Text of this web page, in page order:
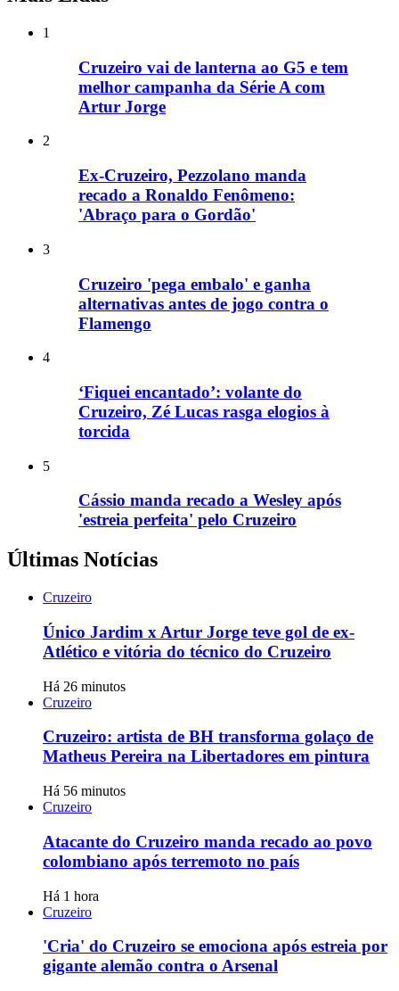
1
Cruzeiro vai de lanterna ao G5 e tem
melhor campanha da Série A com
Artur Jorge
2
Ex-Cruzeiro, Pezzolano manda
recado a Ronaldo Fenômeno:
'Abraço para o Gordão'
3
Cruzeiro 'pega embalo' e ganha
alternativas antes de jogo contra o
Flamengo
4
‘Fiquei encantado’: volante do
Cruzeiro, Zé Lucas rasga elogios à
torcida
5
Cássio manda recado a Wesley após
'estreia perfeita' pelo Cruzeiro
Últimas Notícias
Cruzeiro
Único Jardim x Artur Jorge teve gol de ex-
Atlético e vitória do técnico do Cruzeiro
Há 26 minutos
Cruzeiro
Cruzeiro: artista de BH transforma golaço de
Matheus Pereira na Libertadores em pintura
Há 56 minutos
Cruzeiro
Atacante do Cruzeiro manda recado ao povo
colombiano após terremoto no país
Há 1 hora
Cruzeiro
'Cria' do Cruzeiro se emociona após estreia por
gigante alemão contra o Arsenal